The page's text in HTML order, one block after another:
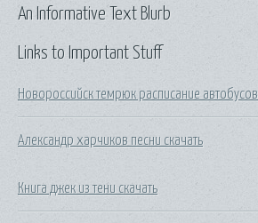
Links to Important Stuff
Новороссийск темрюк расписание автобусов
Александр харчиков песни скачать
Книга джек из тени скачать
An Informative Text Blurb